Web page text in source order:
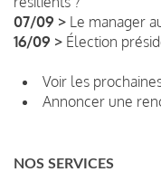
07/09 > Le manager
16/09 > Élection
Voir les
Annoncer une
NOS SERVICES